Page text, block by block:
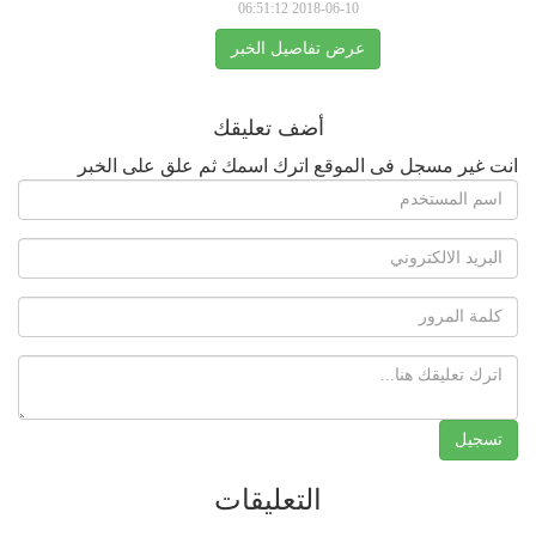
2018-06-10 06:51:12
عرض تفاصيل الخبر
أضف تعليقك
انت غير مسجل فى الموقع اترك اسمك ثم علق على الخبر
التعليقات